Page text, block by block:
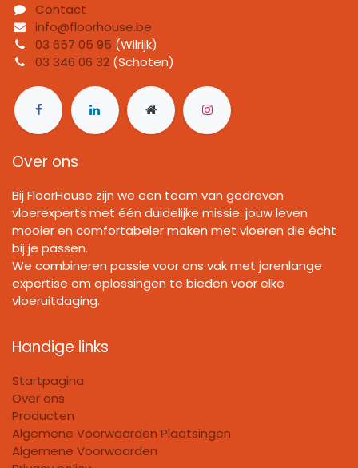
Contact
info@floorhouse.be
03 657 05 95 (Wilrijk)
03 346 06 32 (Schoten)
Over ons
Bij FloorHouse zijn we een team van gedreven
vloerexperts met één duidelijke missie: jouw leven
mooier en comfortabeler maken met vloeren die écht
bij je passen.
We combineren passie voor ons vak met jarenlange
expertise om oplossingen te bieden voor elke
vloeruitdaging.
Handige links
Startpagina
Over ons
Producten
Algemene Voorwaarden Plaatsingen
Algemene Voorwaarden